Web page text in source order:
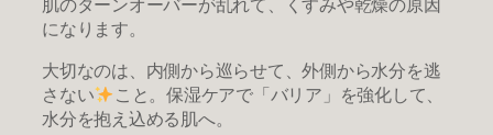
になります。
大切なのは、内側から巡らせて、外側から水分を逃
さない
こと。保湿ケアで「バリア」を強化して、
水分を抱え込める肌へ。